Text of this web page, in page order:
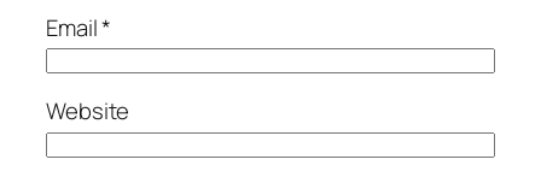
Email*
Website